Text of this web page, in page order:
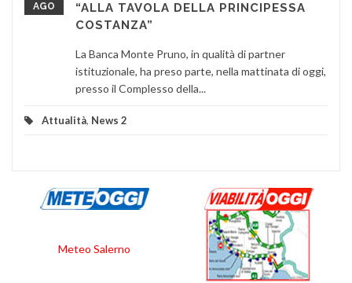
AGO
“ALLA TAVOLA DELLA PRINCIPESSA
COSTANZA”
La Banca Monte Pruno, in qualità di partner
istituzionale, ha preso parte, nella mattinata di oggi,
presso il Complesso della...
Attualità, News 2
Meteo Salerno